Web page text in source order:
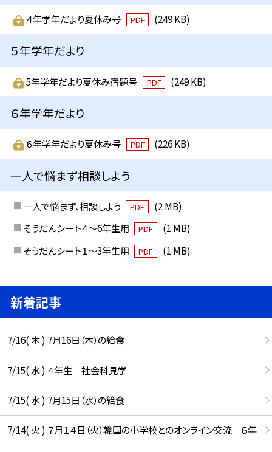
４年学年だより夏休み号 PDF (249 KB)
５年学年だより
5年学年だより夏休み宿題号 PDF (249 KB)
６年学年だより
６年学年だより夏休み号 PDF (226 KB)
一人で悩まず相談しよう
一人で悩まず、相談しよう PDF
(2 MB)
そうだんシート４～6年生用
PDF
(1 MB)
そうだんシート１～3年生用
PDF (1 MB)
新着記事
7/16( 木 ) 7月16日（木）の給食
7/15( 水 ) ４年生 社会科見学
7/15( 水 ) 7月15日（水）の給食
7/14( 火 ) ７月１４日（火）韓国の小学校とのオンライン交流 ６年